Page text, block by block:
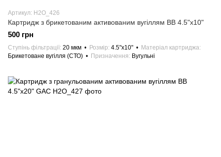
Артикул: H2O_426
Картридж з брикетованим активованим вугіллям ВВ 4.5"х10"
500 грн
Ступінь фільтрації 20 мкм Розмір 4.5"х10"
Матеріал картриджа
Брикетоване вугілля (СТО)
Призначення Вугульні